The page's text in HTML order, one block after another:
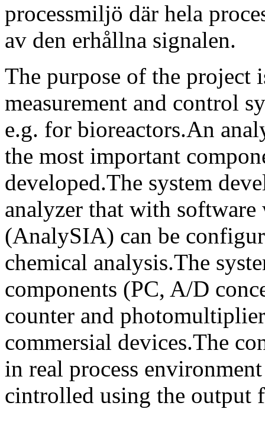
processmiljö där hela
av den erhållna signalen.
The purpose of the project
measurement and control
e.g. for bioreactors.An
the most important
developed.The system
analyzer that with
(AnalySIA) can be
chemical analysis.The
components (PC, A/D
counter and
commersial devices.The
in real process
cintrolled using the output